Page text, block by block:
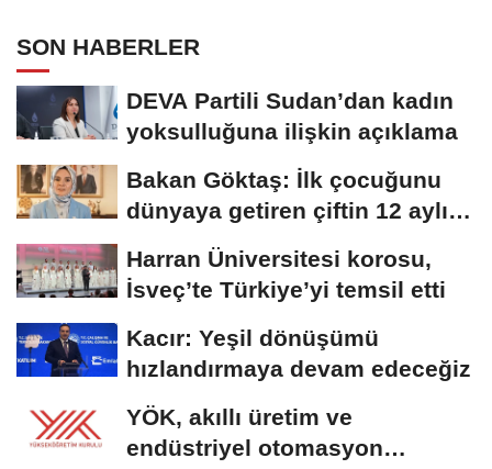
SON HABERLER
DEVA Partili Sudan’dan kadın
yoksulluğuna ilişkin açıklama
Bakan Göktaş: İlk çocuğunu
dünyaya getiren çiftin 12 aylık
Harran Üniversitesi korosu,
İsveç’te Türkiye’yi temsil etti
Kacır: Yeşil dönüşümü
hızlandırmaya devam edeceğiz
YÖK, akıllı üretim ve
endüstriyel otomasyon